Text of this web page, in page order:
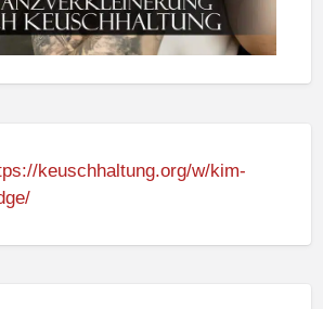
keuschhaltung.org/w/kim-